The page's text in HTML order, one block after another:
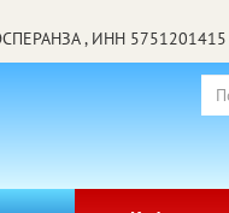
, ИНН 5751201415